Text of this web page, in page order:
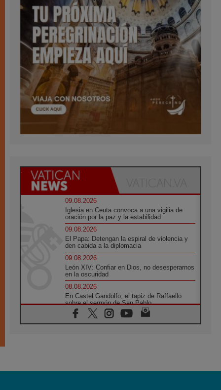
09.08.2026
Iglesia en Ceuta convoca a una vigilia de
oración por la paz y la estabilidad
09.08.2026
El Papa: Detengan la espiral de violencia y
den cabida a la diplomacia
09.08.2026
León XIV: Confiar en Dios, no desesperarnos
en la oscuridad
08.08.2026
En Castel Gandolfo, el tapiz de Raffaello
sobre el sermón de San Pablo
08.08.2026
En Colombia, «la paz no se compra con una
08.08.2026